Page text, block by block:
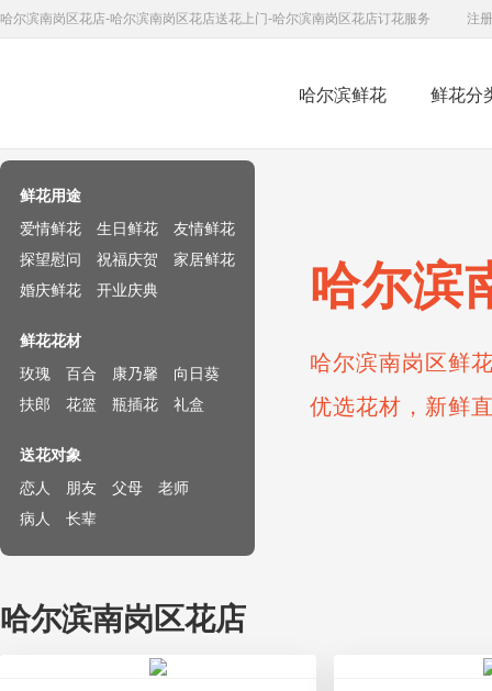
哈尔滨南岗区花店-哈尔滨南岗区花店送花上门-哈尔滨南岗区花店订花服务 注册
哈尔滨鲜花 鲜花分
哈尔滨
哈尔滨南岗区鲜
优选花材，新鲜
鲜花用途
爱情鲜花
生日鲜花
友情鲜花
探望慰问
祝福庆贺
家居鲜花
婚庆鲜花
开业庆典
鲜花花材
玫瑰
百合 康乃馨
向日葵
扶郎
花篮 瓶插花 礼盒
送花对象
恋人
朋友 父母
老师
病人
长辈
哈尔滨南岗区花店